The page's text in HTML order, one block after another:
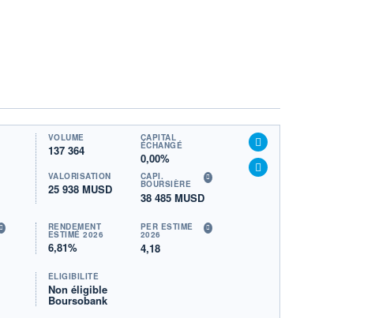
VOLUME
137 364
CAPITAL
ÉCHANGÉ
0,00%
VALORISATION
25 938 MUSD
CAPI.
BOURSIÈRE
38 485 MUSD
RENDEMENT
ESTIMÉ 2026
6,81%
PER ESTIMÉ
2026
4,18
ÉLIGIBILITÉ
Non éligible
Boursobank